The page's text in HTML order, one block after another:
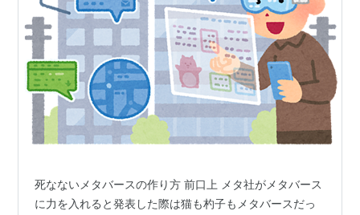
死なないメタバースの作り方 前口上 メタ社がメタバース
に力を入れると発表した際は猫も杓子もメタバースだっ